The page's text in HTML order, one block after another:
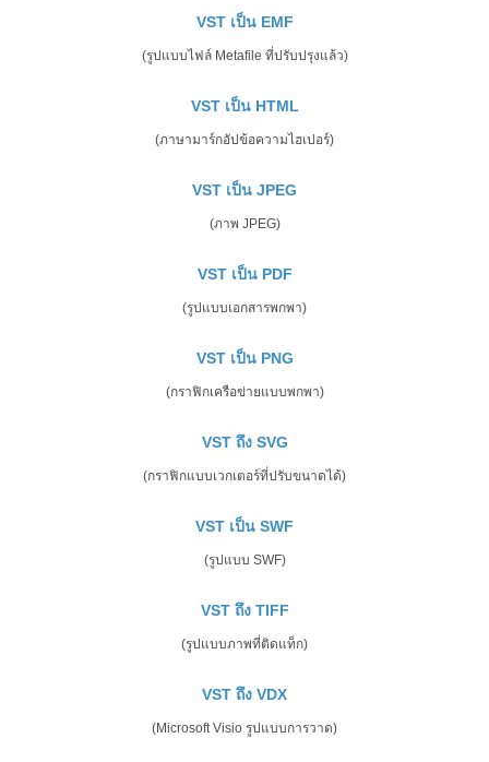
VST เป็น EMF
(รูปแบบไฟล์ Metafile ที่ปรับปรุงแล้ว)
VST เป็น HTML
(ภาษามาร์กอัปข้อความไฮเปอร์)
VST เป็น JPEG
(ภาพ JPEG)
VST เป็น PDF
(รูปแบบเอกสารพกพา)
VST เป็น PNG
(กราฟิกเครือข่ายแบบพกพา)
VST ถึง SVG
(กราฟิกแบบเวกเตอร์ที่ปรับขนาดได้)
VST เป็น SWF
(รูปแบบ SWF)
VST ถึง TIFF
(รูปแบบภาพที่ติดแท็ก)
VST ถึง VDX
(Microsoft Visio รูปแบบการวาด)